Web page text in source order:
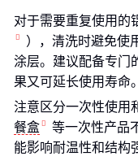
对于需要重复使用的
），清洗时避免使
涂层。建议配备专门
果又可延长使用寿命。
注意区分一次性使用
餐盒
等一次性产品
能影响耐温性和结构